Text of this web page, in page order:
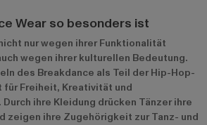
Wear so besonders ist
nur wegen ihrer Funktionalität
wegen ihrer kulturellen Bedeutung.
des Breakdance als Teil der Hip-Hop-
für Freiheit, Kreativität und
ihre Kleidung drücken Tänzer ihre
zeigen ihre Zugehörigkeit zur Tanz- und